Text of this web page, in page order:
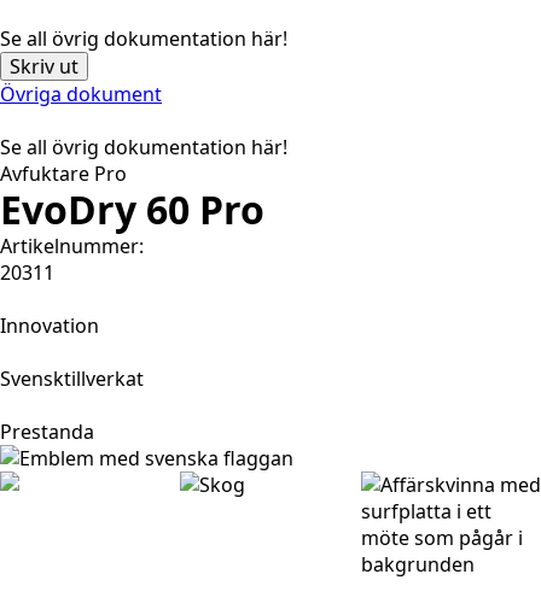
Se all övrig dokumentation här!
Skriv ut
Övriga dokument
Se all övrig dokumentation här!
Avfuktare Pro
EvoDry 60 Pro
Artikelnummer:
20311
Innovation
Svensktillverkat
Prestanda